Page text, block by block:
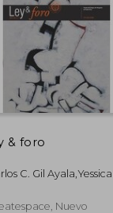
& foro
C. Gil Ayala,yessica
Nuevo